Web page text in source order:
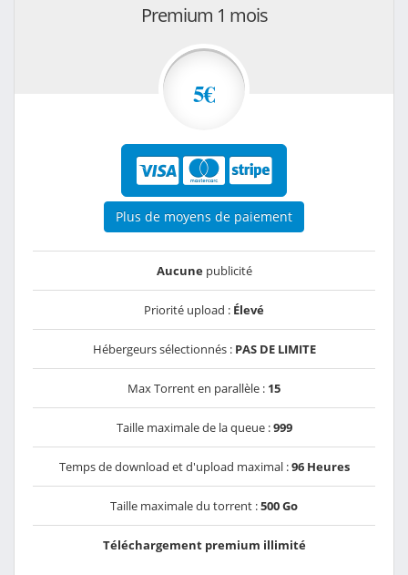
Premium 1 mois
5€
Plus de moyens de paiement
Aucunepublicité
Priorité upload : Élevé
Hébergeurs sélectionnés : PAS DE LIMITE
Max Torrent en parallèle : 15
Taille maximale de la queue :999
Temps de download et d'upload maximal :96 Heures
Taille maximale du torrent :500 Go
Téléchargement premium illimité